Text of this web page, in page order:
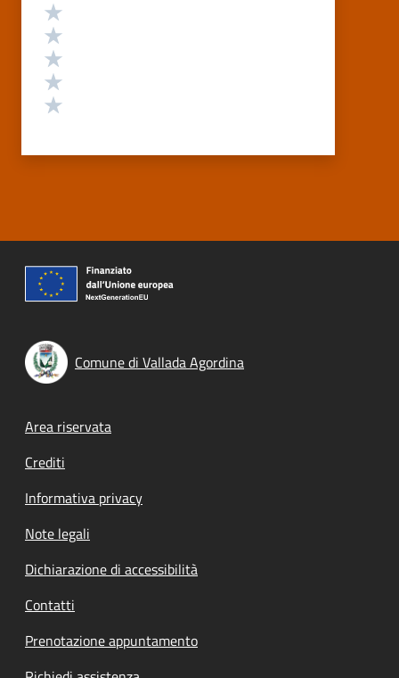
Valutazione
Comune di Vallada Agordina
Footer menu
Area riservata
Crediti
Informativa privacy
Note legali
Dichiarazione di accessibilità
Contatti
Prenotazione appuntamento